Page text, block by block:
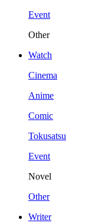
Event
Other
Watch
Cinema
Anime
Comic
Tokusatsu
Event
Novel
Other
Writer